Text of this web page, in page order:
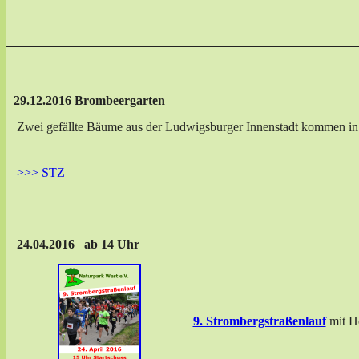
29.12.2016 Brombeergarten
Zwei gefällte Bäume aus der Ludwigsburger Innenstadt kommen
>>> STZ
24.04.2016 ab 14 Uhr
9. Strombergstraßenlaufmit